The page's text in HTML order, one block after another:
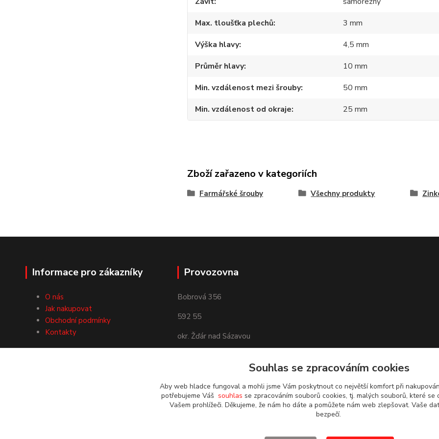
Max. tloušťka plechů
3 mm
Výška hlavy
4,5 mm
Průměr hlavy
10 mm
Min. vzdálenost mezi šrouby
50 mm
Min. vzdálenost od okraje
25 mm
Zboží zařazeno v kategoriích
Farmářské šrouby Všechny produkty
Informace pro zákazníky
O nás
Jak nakupovat
Obchodní podmínky
Kontakty
Provozovna
Bobrová 356
592 55
okr. Žďár nad Sázavou
Souhlas se zpracováním cookies
Aby web hladce fungoval a mohli jsme Vám poskytnout co největší komfort při
potřebujeme Váš souhlas se zpracováním souborů cookies, tj. malých souborů, které se
Vašem prohlížeči. Děkujeme, že nám ho dáte a pomůžete nám web zlepšovat. Vaše
bezpečí.